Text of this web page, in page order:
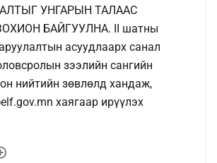
УНГАРЫН ТАЛААС
БАЙГУУЛНА. II шатны
асуудлаарх санал
зээлийн сангийн
нийтийн зөвлөлд хандаж,
хаягаар ирүүлэх